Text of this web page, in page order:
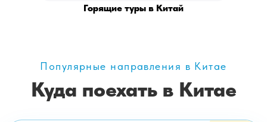
Горящие туры в Китай
Популярные направления в Китае
Куда поехать в Китае